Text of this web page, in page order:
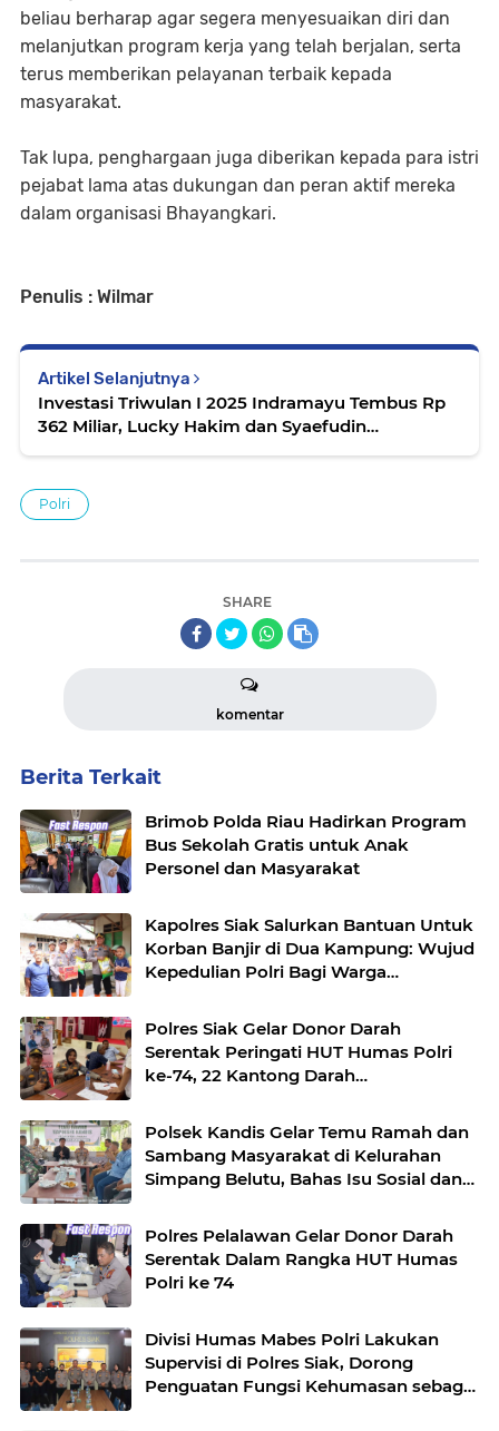
beliau berharap agar segera menyesuaikan diri dan
melanjutkan program kerja yang telah berjalan, serta
terus memberikan pelayanan terbaik kepada
masyarakat.
Tak lupa, penghargaan juga diberikan kepada para istri
pejabat lama atas dukungan dan peran aktif mereka
dalam organisasi Bhayangkari.
Penulis : Wilmar
Artikel Selanjutnya
Investasi Triwulan I 2025 Indramayu Tembus Rp
362 Miliar, Lucky Hakim dan Syaefudin
Polri‎
SHARE
komentar
Berita Terkait
Brimob Polda Riau Hadirkan Program
Bus Sekolah Gratis untuk Anak
Personel dan Masyarakat
Kapolres Siak Salurkan Bantuan Untuk
Korban Banjir di Dua Kampung: Wujud
Kepedulian Polri Bagi Warga
Polres Siak Gelar Donor Darah
Serentak Peringati HUT Humas Polri
ke-74, 22 Kantong Darah
Polsek Kandis Gelar Temu Ramah dan
Sambang Masyarakat di Kelurahan
Simpang Belutu, Bahas Isu Sosial dan
Polres Pelalawan Gelar Donor Darah
Serentak Dalam Rangka HUT Humas
Polri ke 74
Divisi Humas Mabes Polri Lakukan
Supervisi di Polres Siak, Dorong
Penguatan Fungsi Kehumasan sebagai